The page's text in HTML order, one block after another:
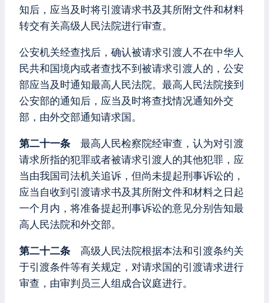
知后，应当及时将引渡请求书及其所附文件和材料
转交有关高级人民法院进行审查。
公安机关经查找后，确认被请求引渡人不在中华人
民共和国境内或者查找不到被请求引渡人的，公安
部应当及时通知最高人民法院。最高人民法院接到
公安部的通知后，应当及时将查找情况通知外交
部，由外交部通知请求国。
第二十一条 最高人民检察院经审查，认为对引渡
请求所指的犯罪或者被请求引渡人的其他犯罪，应
当由我国司法机关追诉，但尚未提起刑事诉讼的，
应当自收到引渡请求书及其所附文件和材料之日起
一个月内，将准备提起刑事诉讼的意见分别告知最
高人民法院和外交部。
第二十二条 高级人民法院根据本法和引渡条约关
于引渡条件等有关规定，对请求国的引渡请求进行
审查，由审判员三人组成合议庭进行。